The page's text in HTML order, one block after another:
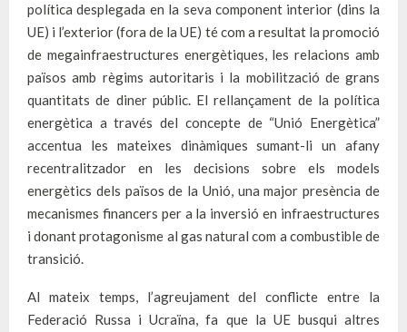
política desplegada en la seva component interior (dins la
UE) i l’exterior (fora de la UE) té com a resultat la promoció
de megainfraestructures energètiques, les relacions amb
països amb règims autoritaris i la mobilització de grans
quantitats de diner públic. El rellançament de la política
energètica a través del concepte de “Unió Energètica”
accentua les mateixes dinàmiques sumant-li un afany
recentralitzador en les decisions sobre els models
energètics dels països de la Unió, una major presència de
mecanismes financers per a la inversió en infraestructures
i donant protagonisme al gas natural com a combustible de
transició.
Al mateix temps, l’agreujament del conflicte entre la
Federació Russa i Ucraïna, fa que la UE busqui altres